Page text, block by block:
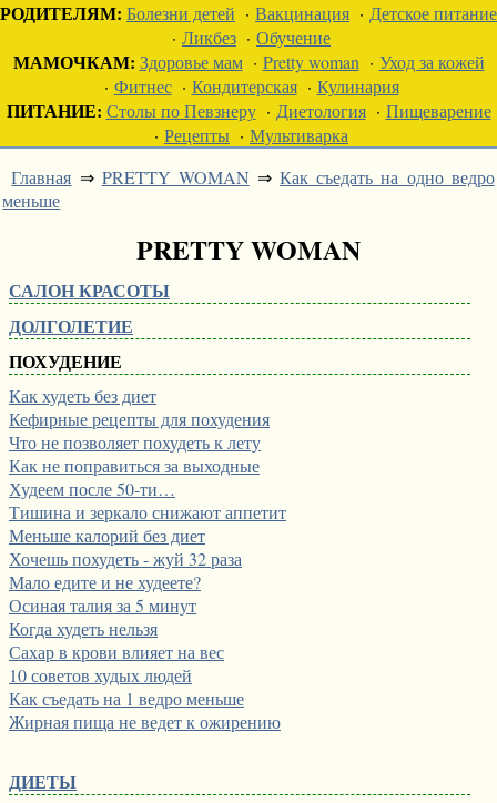
РОДИТЕЛЯМ: Болезни детей · Вакцинация · Детское питание
· Ликбез · Обучение
МАМОЧКАМ: Здоровье мам· Pretty woman · Уход за кожей
· Фитнес· Кондитерская· Кулинария
ПИТАНИЕ: Столы по Певзнеру· Диетология· Пищеварение
· Рецепты · Мультиварка
Главная ⇒ PRETTY WOMAN ⇒Как съедать на одно ведро
меньше
PRETTY WOMAN
САЛОН КРАСОТЫ
ДОЛГОЛЕТИЕ
ПОХУДЕНИЕ
Как худеть без диет
Кефирные рецепты для похудения
Что не позволяет похудеть к лету
Как не поправиться за выходные
Худеем после 50-ти…
Тишина и зеркало снижают аппетит
Меньше калорий без диет
Хочешь похудеть - жуй 32 раза
Мало едите и не худеете?
Осиная талия за 5 минут
Когда худеть нельзя
Сахар в крови влияет на вес
10 советов худых людей
Как съедать на 1 ведро меньше
Жирная пища не ведет к ожирению
ДИЕТЫ